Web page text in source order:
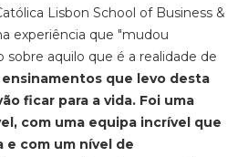
Lisbon School of Business &
experiência que "mudou
aquilo que é a realidade de
ensinamentos que levo desta
ficar para a vida. Foi uma
com uma equipa incrível que
e com um nível de